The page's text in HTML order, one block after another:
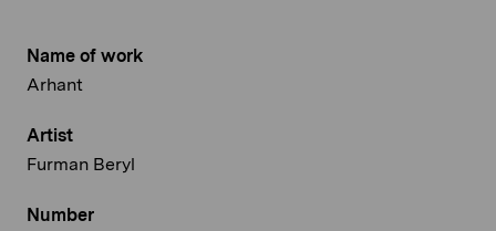
Name of work
Arhant
Artist
Furman Beryl
Number